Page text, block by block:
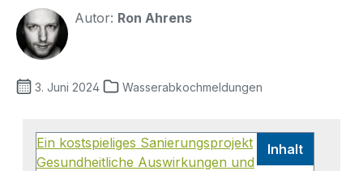
Autor: Ron Ahrens
3. Juni 2024 Wasserabkochmeldungen
Inhalt
Ein kostspieliges Sanierungsprojekt
Gesundheitliche Auswirkungen und